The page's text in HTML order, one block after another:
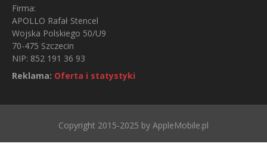
Firma:
APOLLO Rafał Stencel
Wojska Polskiego 50/U9
70-475 Szczecin
NIP: 852 191 36 93
Reklama: Oferta i statystyki
Copyright 2015-2025 by AppleMobile.pl